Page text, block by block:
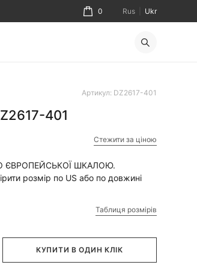
0 Rus Ukr
Артикул: DZ2617-401
401
Стежити за ціною
ЄВРОПЕЙСЬКОЇ ШКАЛОЮ.
розмір по US або по довжині
Таблиця розмірів
КУПИТИ В ОДИН КЛІК